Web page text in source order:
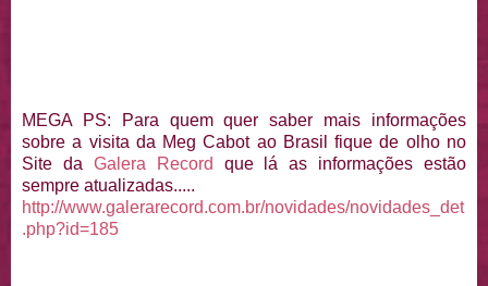
MEGA PS: Para quem quer saber mais informações
sobre a visita da Meg Cabot ao Brasil fique de olho no
Site da Galera Record que lá as informações estão
sempre atualizadas.....
http://www.galerarecord.com.br/novidades/novidades_det
.php?id=185